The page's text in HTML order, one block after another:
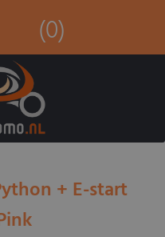
(0)
+ E-start